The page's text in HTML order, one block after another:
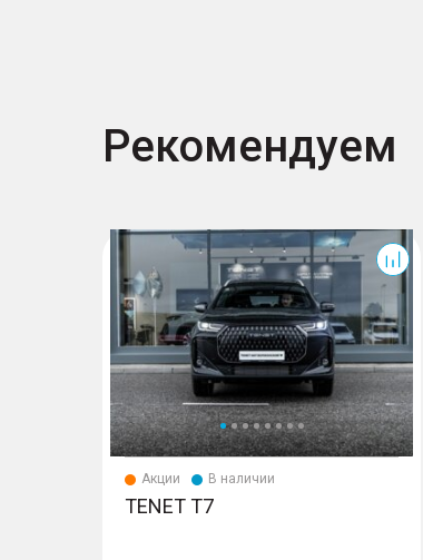
Рекомендуем
T7
Акции В наличии
TENET T7